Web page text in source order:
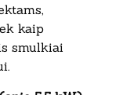
kaip
smulkiai